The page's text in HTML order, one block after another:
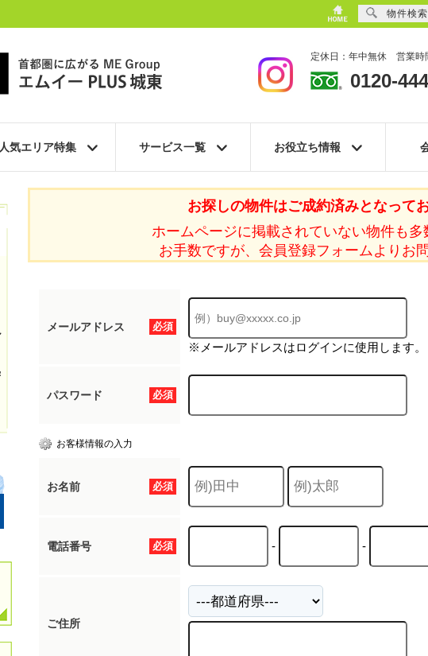
定休日：年中無休 営業時
0120-
人気エリア特集 サービス一覧 お役立ち情報
お探しの物件はご成約済みとなってお
ホームページに掲載されていない物件も多
お手数ですが、会員登録フォームよりお
必須
メールアドレス
※メールアドレスはログインに使用します。
必須
パスワード
お客様情報の入力
必須
お名前
必須
電話番号 - -
ご住所
物件検索